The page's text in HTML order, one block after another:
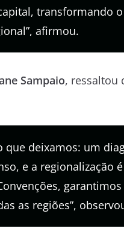
transformando
afirmou.
Sampaio, ressaltou
que deixamos: um
e a regionalização
as regiões”,